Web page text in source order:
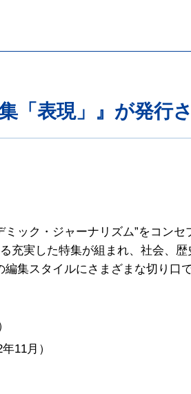
「表現」』が発行
ック・ジャーナリズム”をコン
充実した特集が組まれ、社会、
集スタイルにさまざまな切り口
11月）